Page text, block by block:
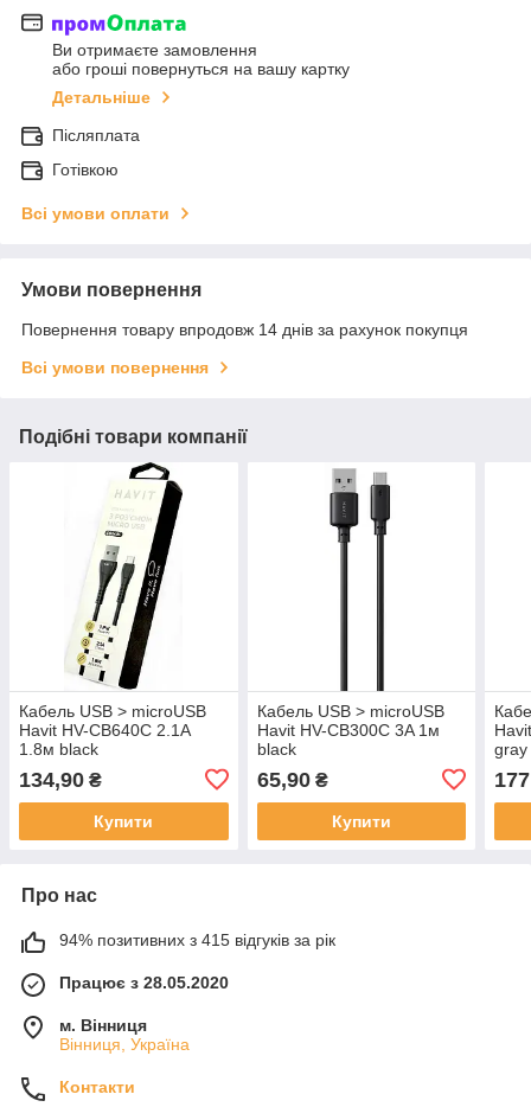
Ви отримаєте замовлення
або гроші повернуться на вашу картку
Детальніше
Післяплата
Готівкою
Всі умови оплати
Умови повернення
Повернення товару впродовж 14 днів за рахунок покупця
Всі умови повернення
Подібні товари компанії
Кабель USB > microUSB
Havit HV-CB640C 2.1A
1.8м black
134,90 ₴
Купити
Кабель USB > microUSB
Havit HV-CB300C 3A 1м
black
65,90₴
Купити
gray
Про нас
94% позитивних з 415 відгуків за рік
Працює з 28.05.2020
м. Вінниця
Вінниця, Україна
Контакти